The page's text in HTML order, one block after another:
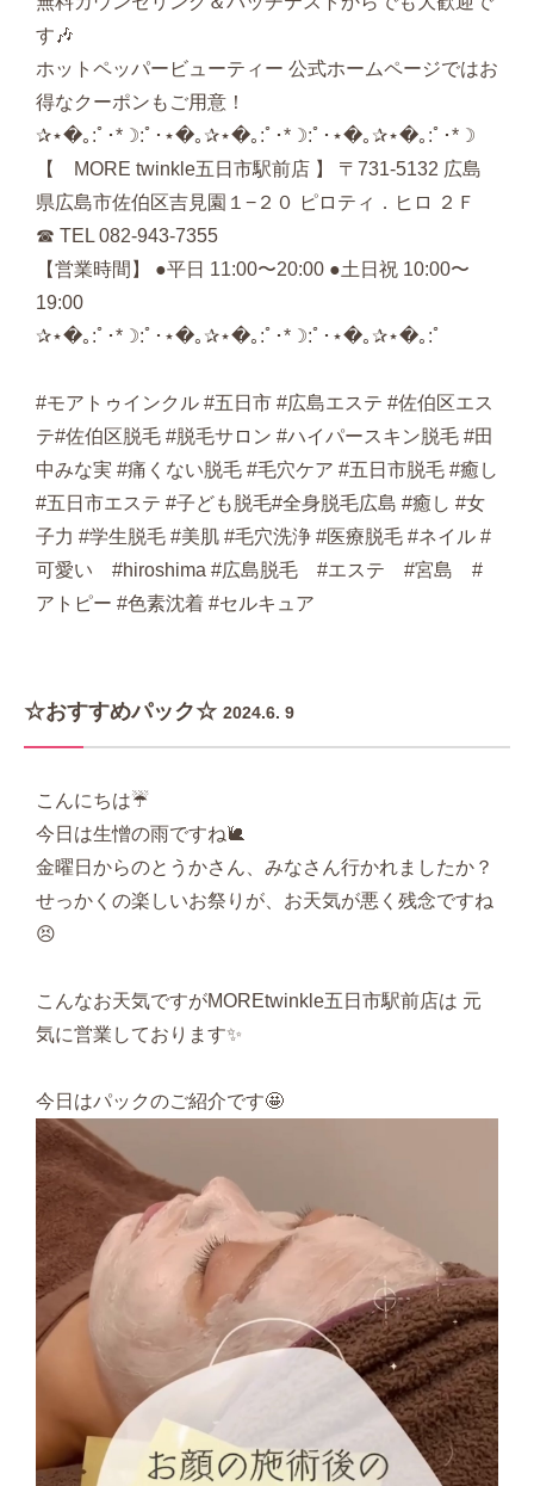
す🎶
ホットペッパービューティー 公式ホームページではお
得なクーポンもご用意！
‪‪✰⋆�｡:ﾟ･*☽:ﾟ･⋆�｡✰⋆�｡:ﾟ･*☽:ﾟ･⋆�｡✰⋆�｡:ﾟ･*☽
【 MORE twinkle五日市駅前店 】 〒731-5132 広島
県広島市佐伯区吉見園１−２０ ピロティ．ヒロ ２Ｆ
☎︎ TEL 082-943-7355
【営業時間】 ●平日 11:00〜20:00 ●土日祝 10:00〜
19:00
✰⋆�｡:ﾟ･*☽:ﾟ･⋆�｡✰⋆�｡:ﾟ･*☽:ﾟ･⋆�｡✰⋆�｡:ﾟ
#モアトゥインクル #五日市 #広島エステ #佐伯区エス
テ#佐伯区脱毛 #脱毛サロン #ハイパースキン脱毛 #田
中みな実 #痛くない脱毛 #毛穴ケア #五日市脱毛 #癒し
#五日市エステ #子ども脱毛#全身脱毛広島 #癒し #女
子力 #学生脱毛 #美肌 #毛穴洗浄 #医療脱毛 #ネイル #
可愛い #hiroshima #広島脱毛 #エステ #宮島 #
アトピー #色素沈着 #セルキュア
☆おすすめパック☆ 2024.6. 9
こんにちは☔️
今日は生憎の雨ですね🐌
金曜日からのとうかさん、みなさん行かれましたか？
せっかくの楽しいお祭りが、お天気が悪く残念ですね
😣
こんなお天気ですがMOREtwinkle五日市駅前店は 元
気に営業しております✨
今日はパックのご紹介です🤩